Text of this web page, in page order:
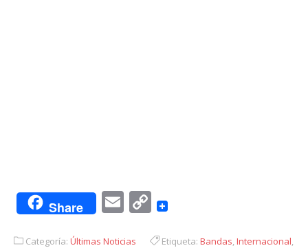
Share EmailCopy
Categoría: Últimas Noticias Etiqueta: Bandas,Internacional,